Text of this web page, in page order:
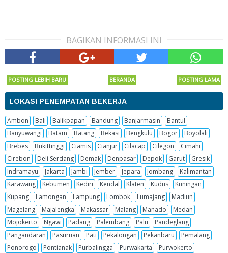
BAGIKAN INFORMASI INI
POSTING LEBIH BARU POSTING LAMA
BERANDA
LOKASI PENEMPATAN BEKERJA
Ambon Bali Balikpapan Bandung Banjarmasin
Bantul
Banyuwangi
Batam Batang Bekasi Bengkulu Bogor
Boyolali
Brebes
Bukittinggi Ciamis Cianjur Cilacap Cilegon
Cimahi
Cirebon
Deli Serdang Demak Denpasar Depok Garut
Gresik
Indramayu
Jakarta Jambi Jember Jepara Jombang
Kalimantan
Karawang
Kebumen Kediri Kendal Klaten Kudus
Kuningan
Kupang
Lamongan Lampung Lombok Lumajang
Madiun
Magelang
Majalengka Makassar Malang Manado
Medan
Mojokerto
Ngawi Padang Palembang Palu
Pandeglang
Pangandaran
Pasuruan Pati Pekalongan Pekanbaru
Pemalang
Ponorogo
Pontianak Purbalingga Purwakarta
Purwokerto